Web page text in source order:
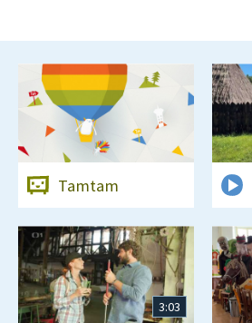
Tamtam
3:03